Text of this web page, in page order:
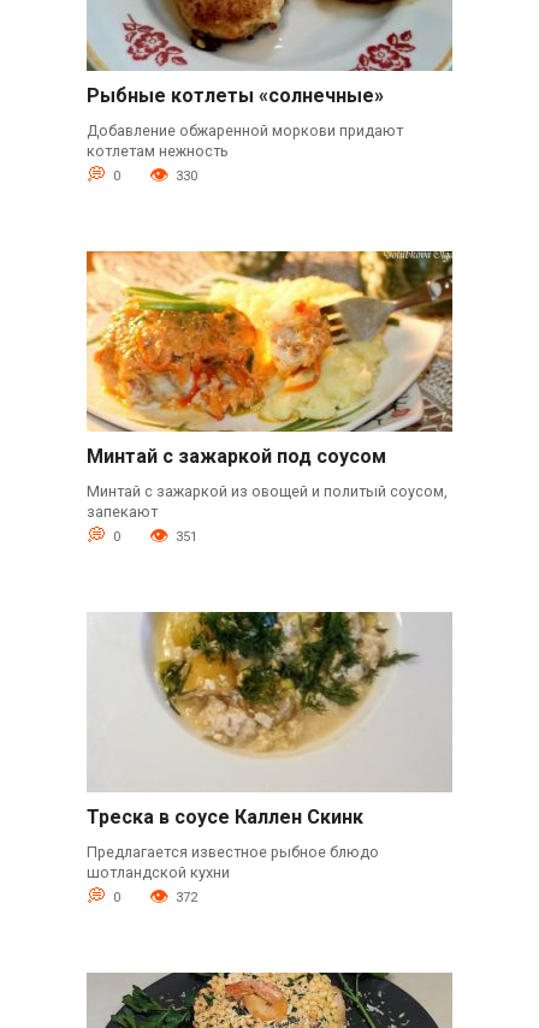
Рыбные котлеты «солнечные»
Добавление обжаренной моркови придают
котлетам нежность
0 330
Минтай с зажаркой под соусом
Минтай с зажаркой из овощей и политый соусом,
запекают
0 351
Треска в соусе Каллен Скинк
Предлагается известное рыбное блюдо
шотландской кухни
0 372